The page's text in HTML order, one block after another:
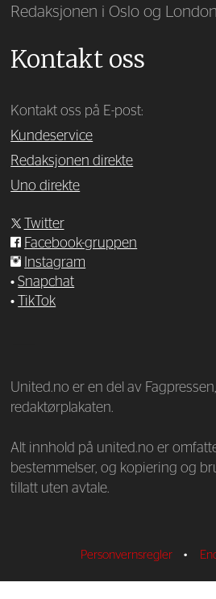
Redaksjonen i Oslo og
Kontakt oss
Kontakt oss på E-post:
Kundeservice
Redaksjonen direkte
Uno direkte
Twitter
Facebook-gruppen
Instagram
•Snapchat
•
TikTok
United.no er en del av
redaktørplakaten.
Alt innhold på united.no er
bestemmelser, og kopiering og
tillatt uten avtale.
Personvernsregler •